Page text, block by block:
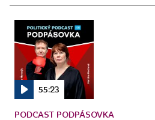
55:23
PODCAST PODPÁSOVKA